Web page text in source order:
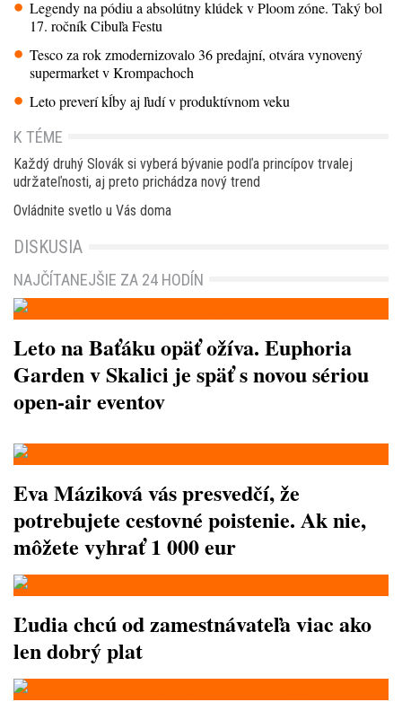
Legendy na pódiu a absolútny klúdek v Ploom zóne. Taký bol
17. ročník Cibuľa Festu
Tesco za rok zmodernizovalo 36 predajní, otvára vynovený
supermarket v Krompachoch
Leto preverí kĺby aj ľudí v produktívnom veku
K TÉME
Každý druhý Slovák si vyberá bývanie podľa princípov trvalej
udržateľnosti, aj preto prichádza nový trend
Ovládnite svetlo u Vás doma
DISKUSIA
NAJČÍTANEJŠIE ZA 24 HODÍN
Leto na Baťáku opäť ožíva. Euphoria
Garden v Skalici je späť s novou sériou
open-air eventov
Eva Máziková vás presvedčí, že
potrebujete cestovné poistenie. Ak nie,
môžete vyhrať 1 000 eur
Ľudia chcú od zamestnávateľa viac ako
len dobrý plat